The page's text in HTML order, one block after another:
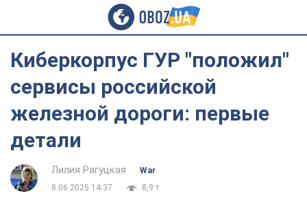
Киберкорпус ГУР "положил"
сервисы российской
железной дороги: первые
детали
Лилия Рагуцкая
War
8.06.2025 14:37
8,9 т.